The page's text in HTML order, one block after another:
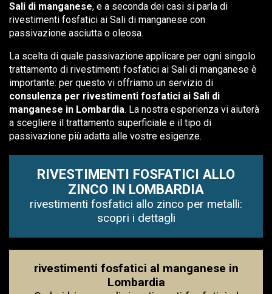
Sali di manganese, e a seconda dei casi si parla di
rivestimenti fosfatici ai Sali di manganese con
passivazione asciutta o oleosa.
La scelta di quale passivazione applicare per ogni singolo
trattamento di rivestimenti fosfatici ai Sali di manganese è
importante: per questo vi offriamo un servizio di
consulenza per rivestimenti fosfatici ai Sali di
manganese in Lombardia. La nostra esperienza vi aiuterà
a scegliere il trattamento superficiale e il tipo di
passivazione più adatta alle vostre esigenze.
RIVESTIMENTI FOSFATICI ALLO
ZINCO IN LOMBARDIA
rivestimenti fosfatici allo zinco per metalli:
scopri i dettagli
rivestimenti fosfatici al manganese in
Lombardia